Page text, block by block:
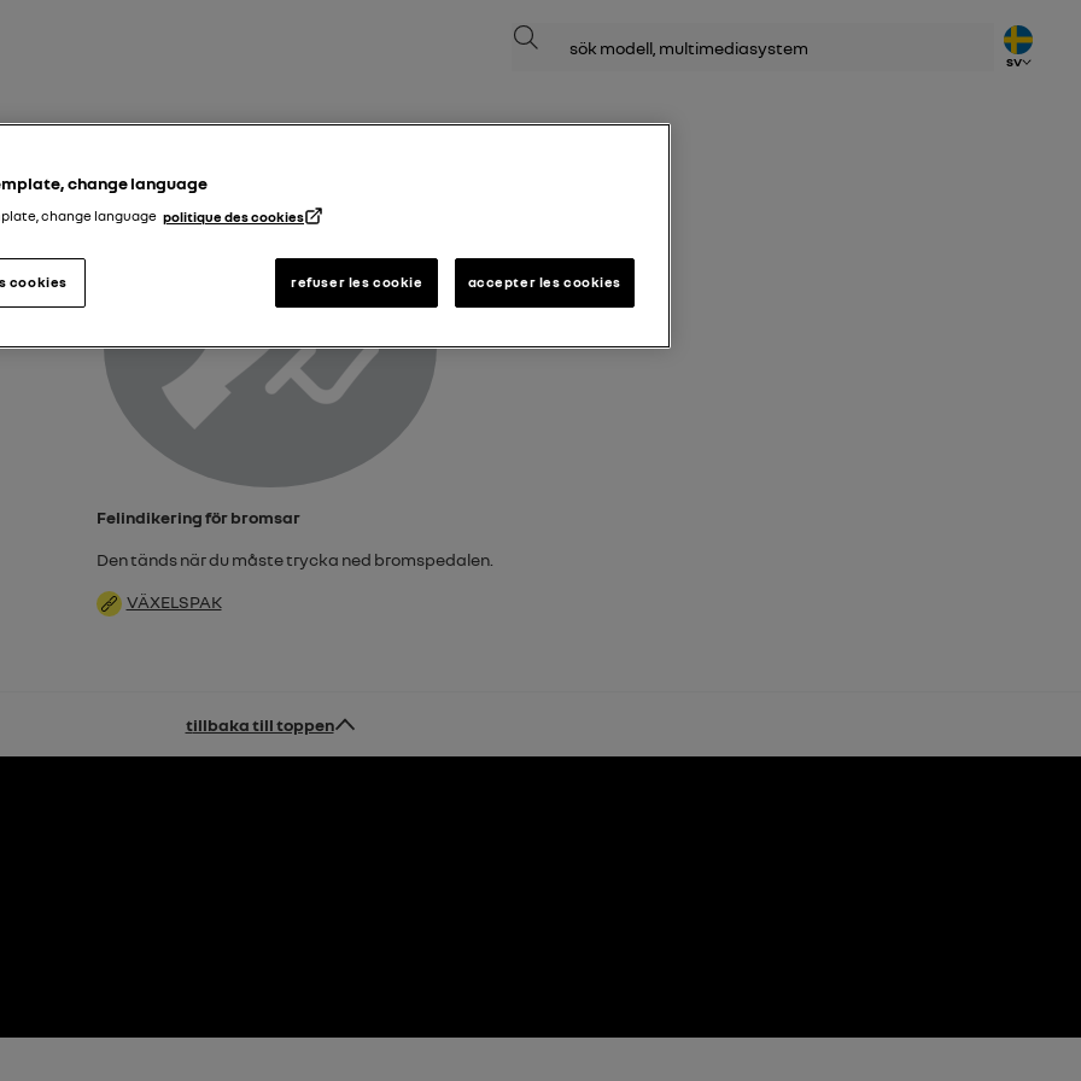
Sök
SV
Felindikering för bromsar
Den tänds när du måste trycka ned bromspedalen.
VÄXELSPAK
tillbaka till toppen
change language
change language politique des cookies
refuser les cookie accepter les cookies
cookies